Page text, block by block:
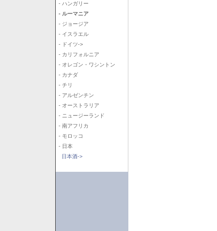
- ハンガリー
- ルーマニア
- ジョージア
- イスラエル
- ドイツ->
- カリフォルニア
- オレゴン・ワシントン
- カナダ
- チリ
- アルゼンチン
- オーストラリア
- ニュージーランド
- 南アフリカ
- モロッコ
- 日本
日本酒->